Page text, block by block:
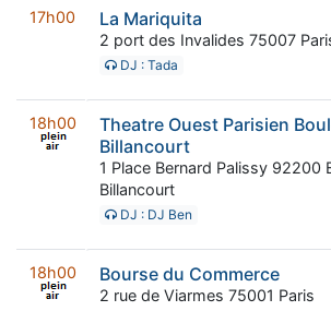
17h00 La Mariquita
2 port des Invalides 75007
DJ : Tada
18h00
Theatre Ouest Parisien
Billancourt
1 Place Bernard Palissy 92200
Billancourt
DJ : DJ Ben
18h00 Bourse du Commerce
2 rue de Viarmes 75001 Paris